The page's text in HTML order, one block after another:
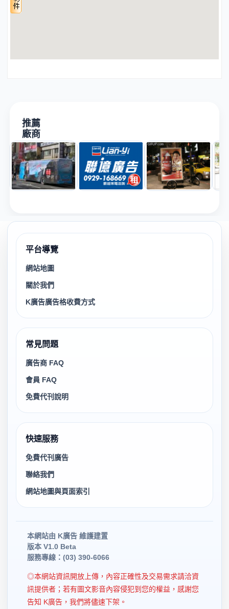
推薦
廠商
平台導覽
網站地圖
關於我們
K廣告廣告格收費方式
常見問題
廣告商 FAQ
會員 FAQ
免費代刊說明
快速服務
免費代刊廣告
聯絡我們
網站地圖與頁面索引
本網站由 K廣告 維護建置
版本 V1.0 Beta
服務專線：(03) 390-6066
◎本網站資訊開放上傳，內容正確性及交易需求請洽資
訊提供者；若有圖文影音內容侵犯到您的權益，感謝您
告知 K廣告，我們將儘速下架。